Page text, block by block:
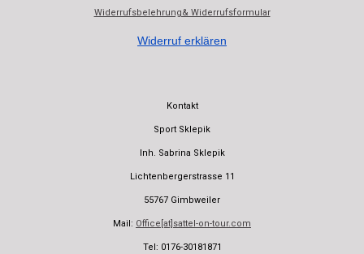
Widerrufsbelehrung& Widerrufsformular
Widerruf erklären
Kontakt
Sport Sklepik
Inh. Sabrina Sklepik
Lichtenbergerstrasse 11
55767 Gimbweiler
Mail: Office[at]sattel-on-tour.com
Tel: 0176-30181871